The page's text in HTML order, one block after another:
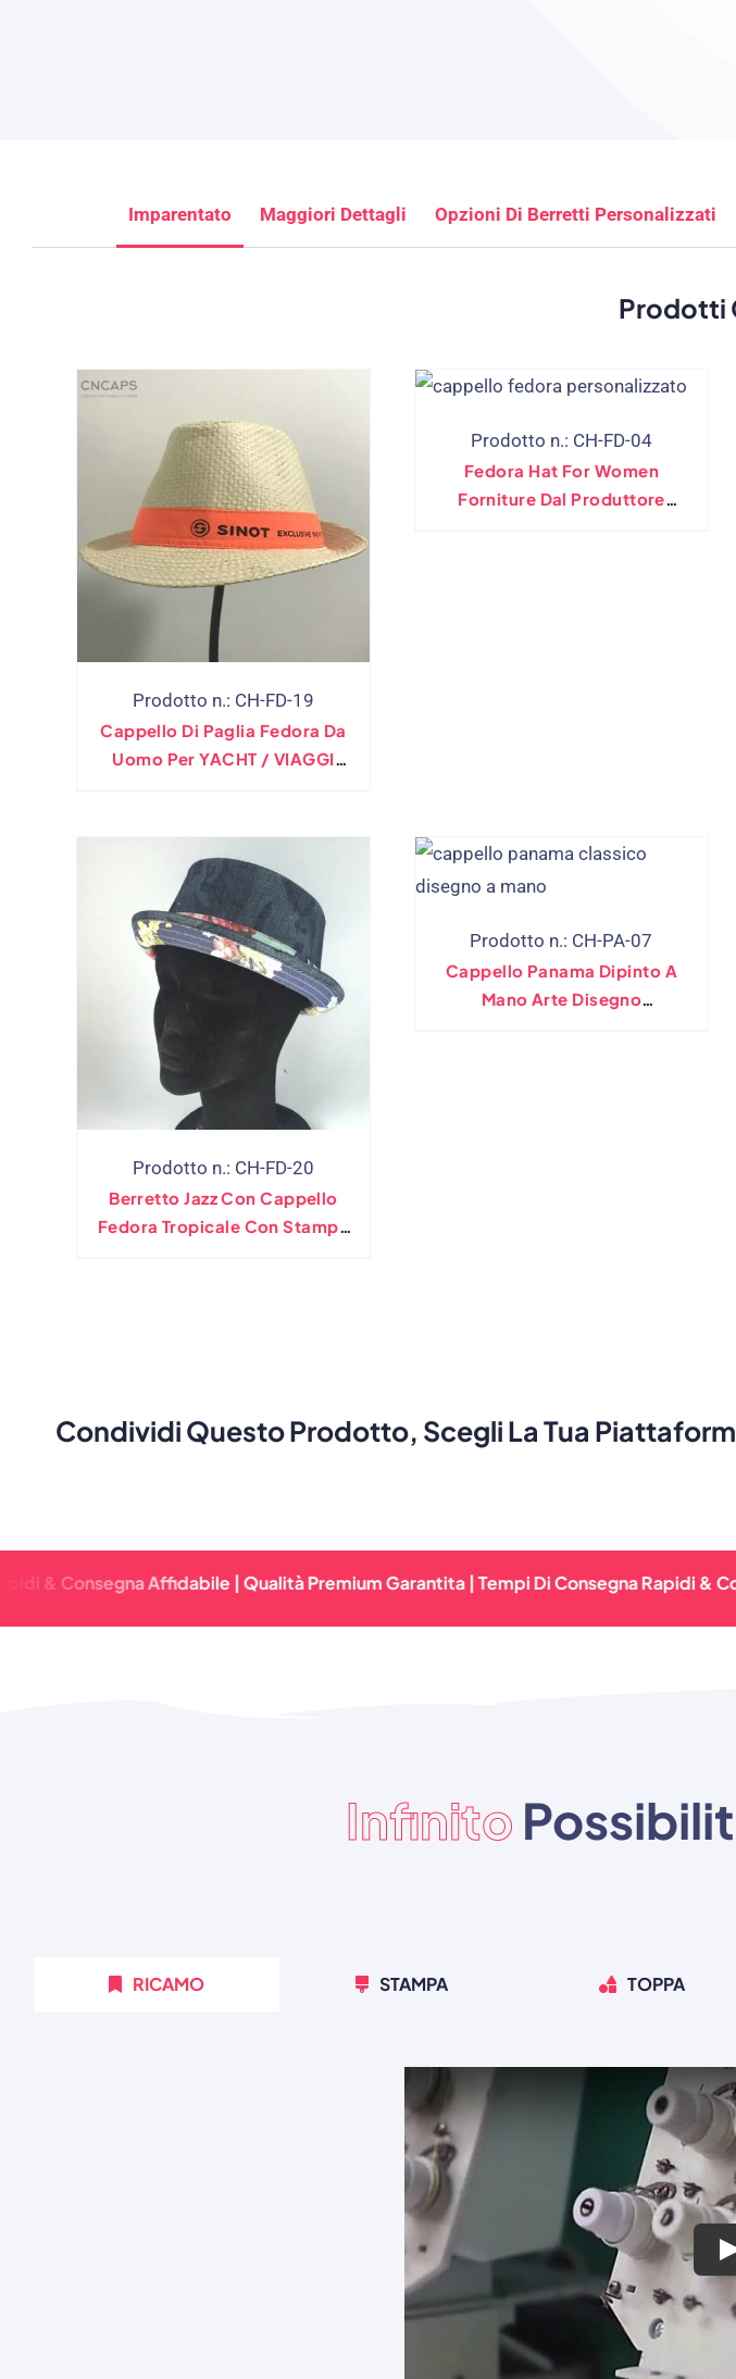
Imparentato Maggiori Dettagli Opzioni Di Berretti Personalizzati
Prodotti
Prodotto n.: CH-FD-19
Cappello Di Paglia Fedora Da
Uomo Per YACHT / VIAGGI
Prodotto n.: CH-FD-04
Fedora Hat For Women
Forniture Dal Produttore
Prodotto n.: CH-FD-20
Berretto Jazz Con Cappello
Fedora Tropicale Con Stampa
Prodotto n.: CH-PA-07
Cappello Panama Dipinto A
Mano Arte Disegno
Condividi Questo Prodotto, Scegli La Tua
Affidabile | Qualità Premium Garantita | Tempi Di Consegna Rapidi &
Infinito
RICAMO STAMPA TOPPA